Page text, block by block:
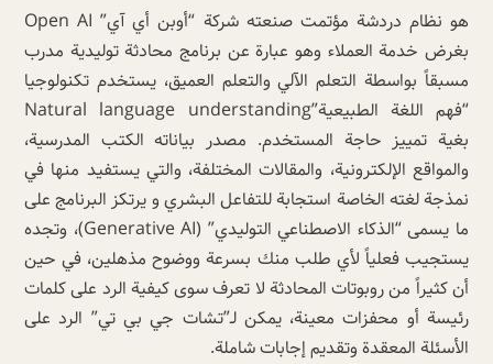
هو نظام دردشة مؤتمت صنعته شركة “أوبن أي آي” Open AI
بغرض خدمة العملاء وهو عبارة عن برنامج محادثة توليدية مدرب
مسبقاً بواسطة التعلم الآلي والتعلم العميق، يستخدم تكنولوجيا
“فهم اللغة الطبيعية”Natural language understanding
بغية تمييز حاجة المستخدم. مصدر بياناته الكتب المدرسية،
والمواقع الإلكترونية، والمقالات المختلفة، والتي يستفيد منها في
نمذجة لغته الخاصة استجابة للتفاعل البشري و يرتكز البرنامج على
ما يسمى “الذكاء الاصطناعي التوليدي” (Generative AI)، وتجده
يستجيب فعلياً لأي طلب منك بسرعة ووضوح مذهلين، في حين
أن كثيراً من روبوتات المحادثة لا تعرف سوى كيفية الرد على كلمات
رئيسة أو محفزات معينة، يمكن لـ”تشات جي بي تي” الرد على
الأسئلة المعقدة وتقديم إجابات شاملة.